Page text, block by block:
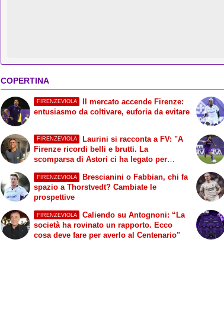
COPERTINA
FIRENZEVIOLA
Il mercato accende Firenze:
entusiasmo da coltivare, euforia da evitare
FIRENZEVIOLA
Laurini si racconta a FV: "A
Firenze ricordi belli e brutti. La
scomparsa di Astori ci ha legato per
Dodo"
FIRENZEVIOLA
Brescianini o Fabbian, chi fa
spazio a Thorstvedt? Cambiate le
prospettive
FIRENZEVIOLA
Caliendo su Antognoni: “La
società ha rovinato un rapporto. Ecco
cosa deve fare per averlo al Centenario"